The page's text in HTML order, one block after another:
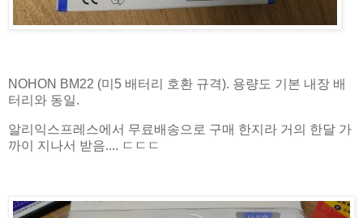
NOHON BM22 (미5 배터리 호환 규격). 용량도 기본 내장 배
터리와 동일.
알리익스프레스에서 무료배송으로 구매 한지라 거의 한달 가
까이 지나서 받음.... ㄷㄷㄷ